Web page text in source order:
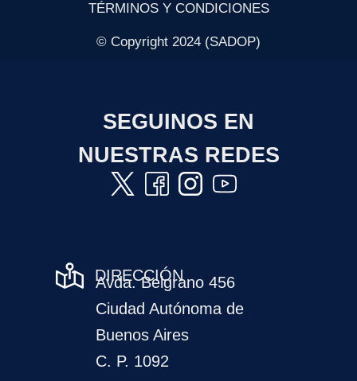
TÉRMINOS Y CONDICIONES
© Copyright 2024 (SADOP)
SEGUINOS EN
NUESTRAS REDES
DIRECCIÓN
Avda. Belgrano 456
Ciudad Autónoma de
Buenos Aires
C. P. 1092